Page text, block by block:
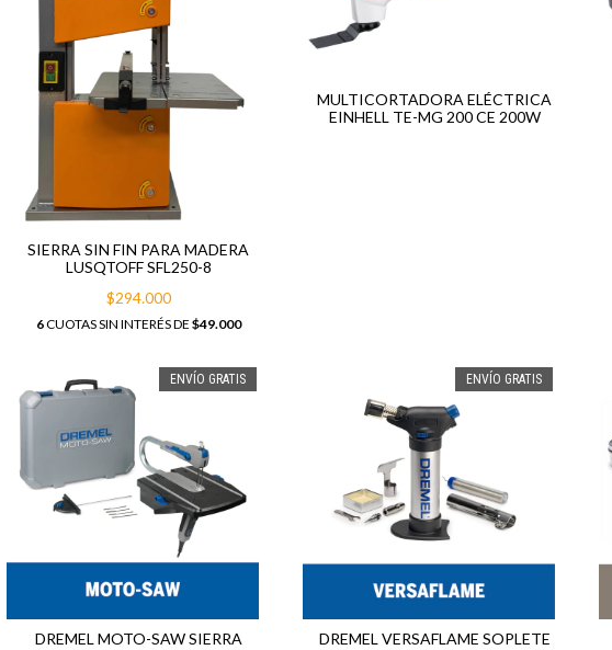
SIERRA SIN FIN PARA MADERA
LUSQTOFF SFL250-8
$294.000
6CUOTAS SIN INTERÉS DE $49.000
MULTICORTADORA ELÉCTRICA
EINHELL TE-MG 200 CE 200W
ENVÍO GRATIS
DREMEL MOTO-SAW SIERRA
ENVÍO GRATIS
DREMEL VERSAFLAME SOPLETE